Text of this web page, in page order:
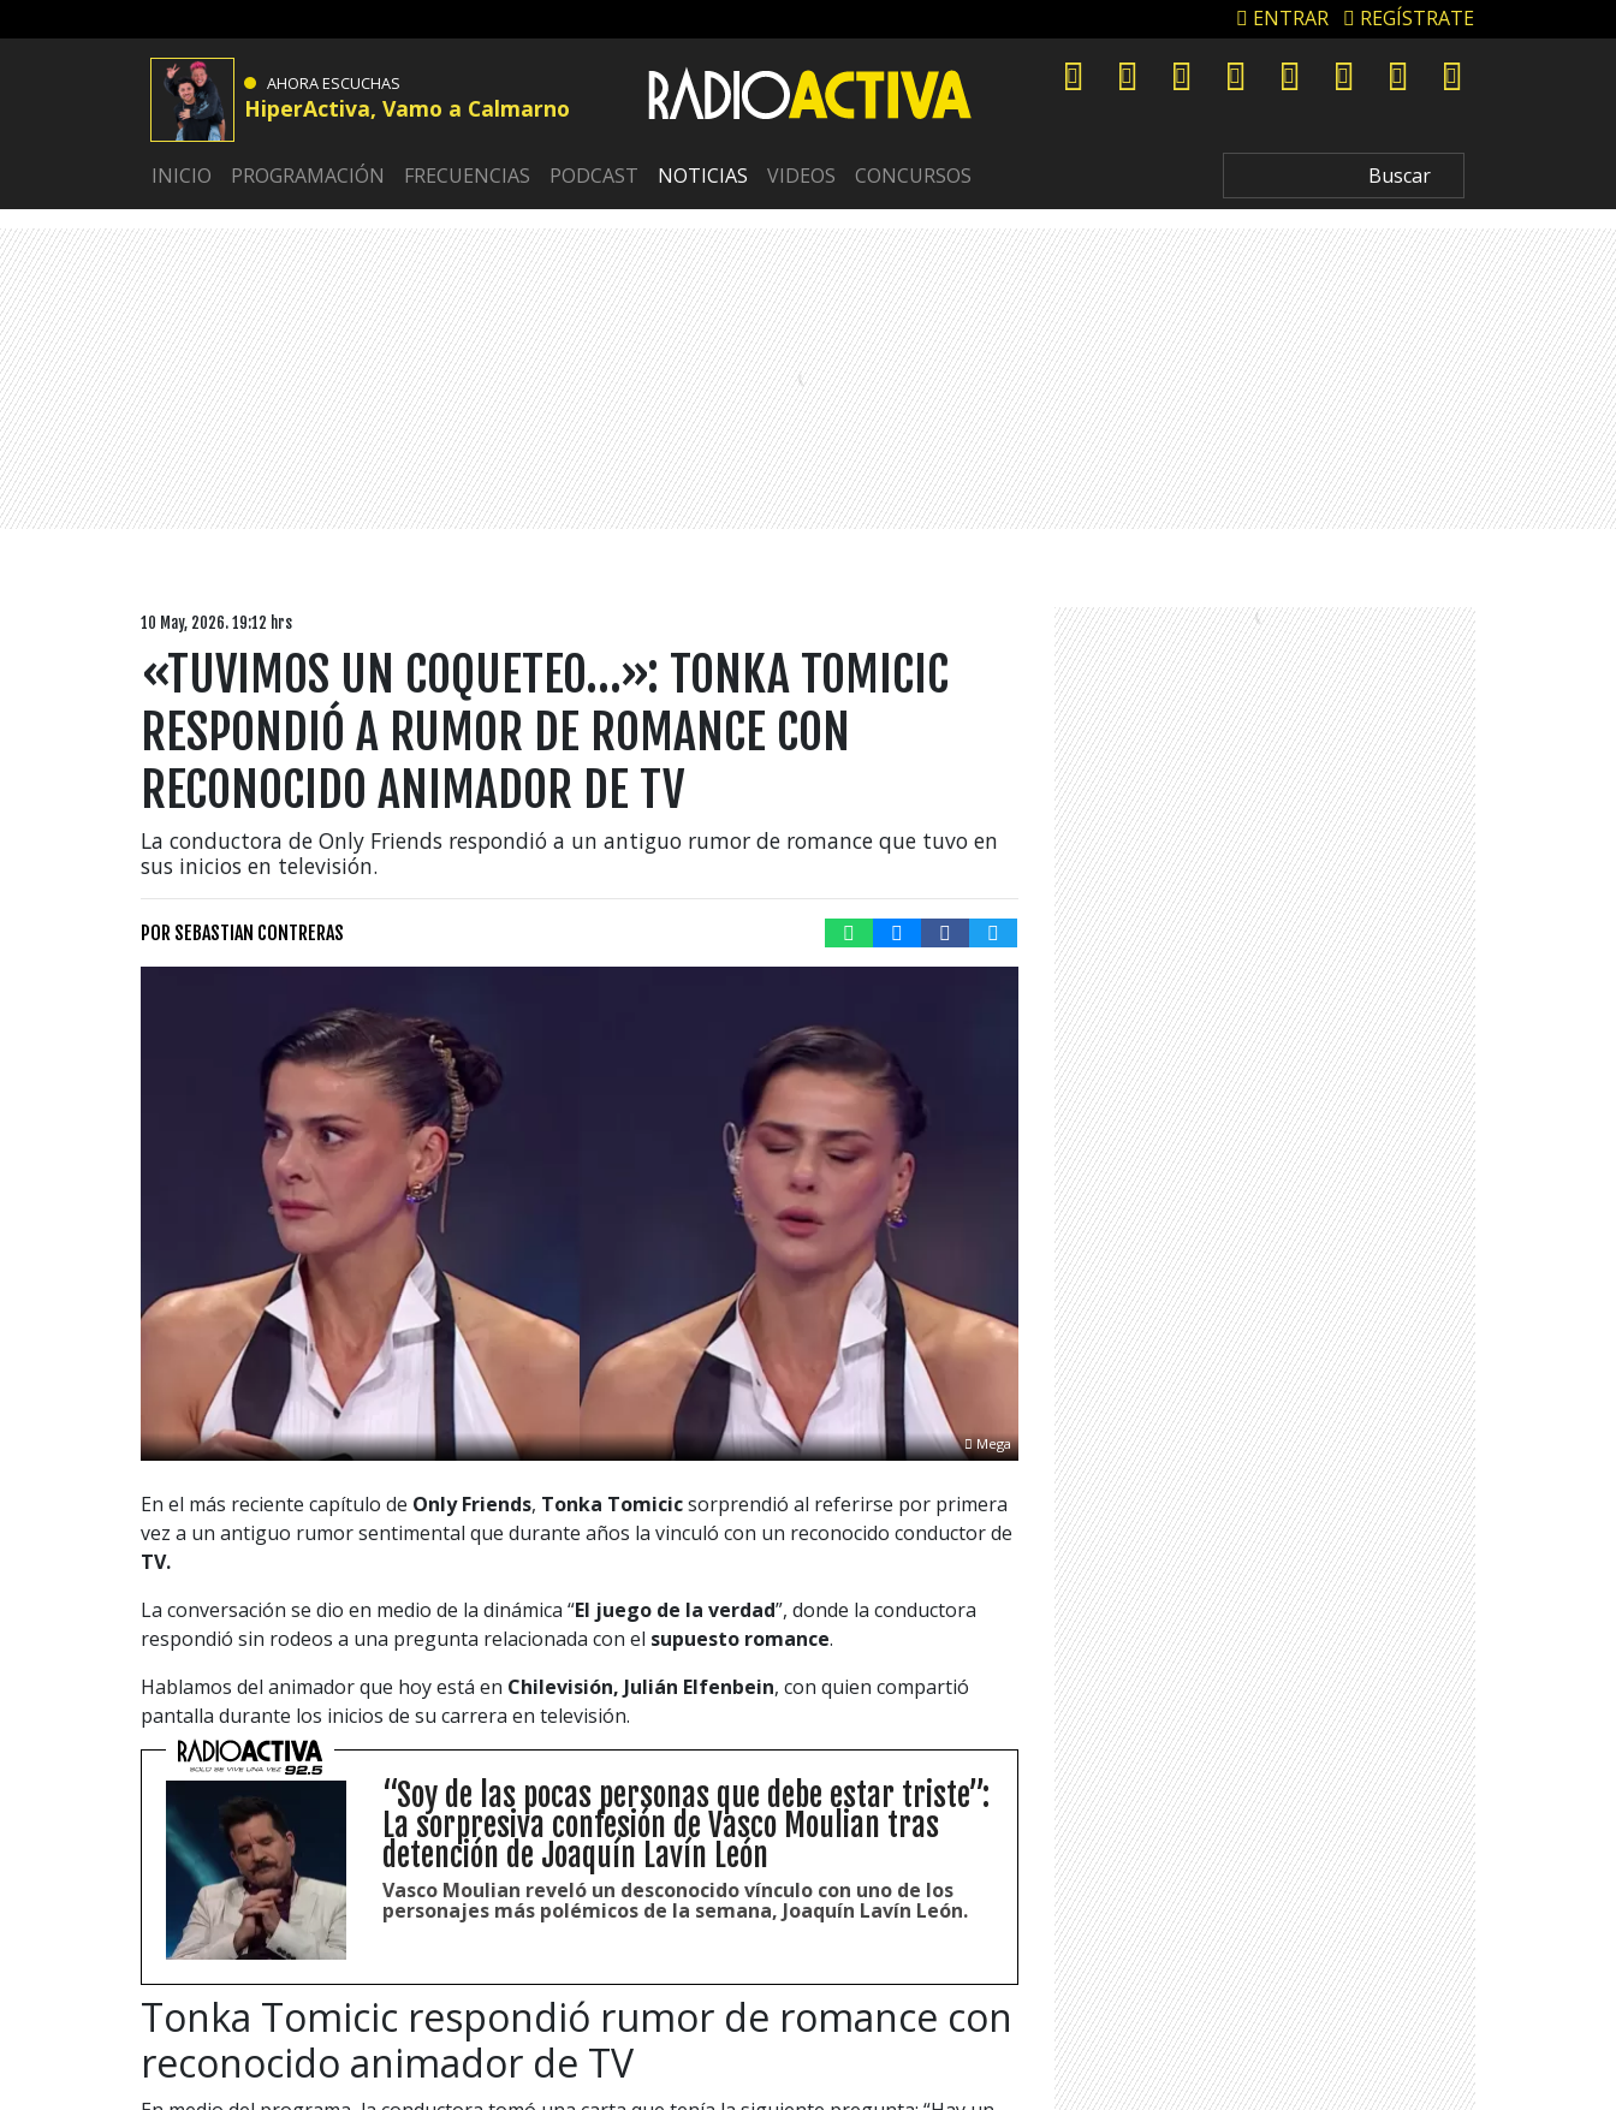
ENTRAR REGÍSTRATE
AHORA ESCUCHAS
HiperActiva, Vamo a Calmarno
INICIO PROGRAMACIÓN FRECUENCIAS PODCAST NOTICIAS VIDEOS CONCURSOS
10 May, 2026. 19:12 hrs
«TUVIMOS UN COQUETEO…»: TONKA TOMICIC
RESPONDIÓ A RUMOR DE ROMANCE CON
RECONOCIDO ANIMADOR DE TV
La conductora de Only Friends respondió a un antiguo rumor de romance que tuvo en
sus inicios en televisión.
POR SEBASTIAN CONTRERAS
Mega
En el más reciente capítulo de Only Friends, Tonka Tomicicsorprendió al referirse por primera
vez a un antiguo rumor sentimental que durante años la vinculó con un reconocido conductor de
TV.
La conversación se dio en medio de la dinámica “El juego de la verdad”, donde la conductora
respondió sin rodeos a una pregunta relacionada con el supuesto romance.
Hablamos del animador que hoy está en Chilevisión, Julián Elfenbein, con quien compartió
pantalla durante los inicios de su carrera en televisión.
“Soy de las pocas personas que debe estar triste”:
La sorpresiva confesión de Vasco Moulian tras
detención de Joaquín Lavín León
Vasco Moulian reveló un desconocido vínculo con uno de los
personajes más polémicos de la semana, Joaquín Lavín León.
Tonka Tomicic respondió rumor de romance con
reconocido animador de TV